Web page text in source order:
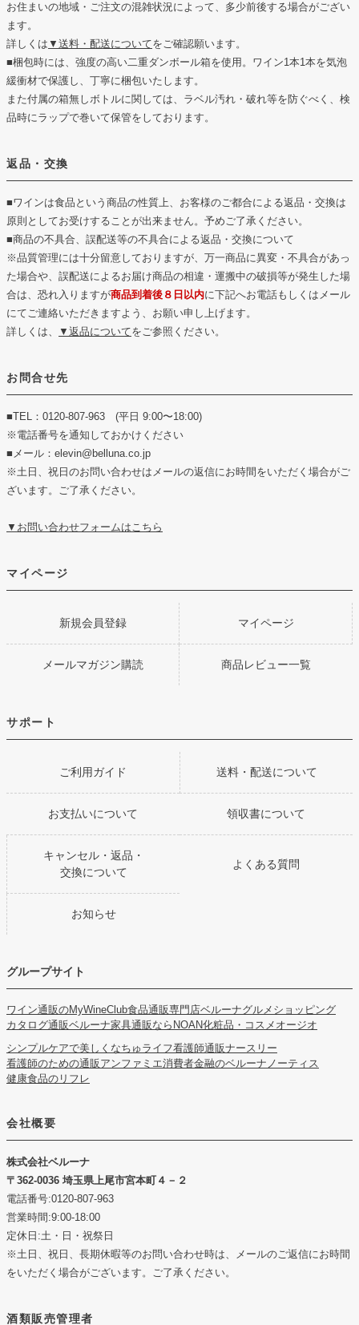
お住まいの地域・ご注文の混雑状況によって、多少前後する場合がござい
ます。
詳しくは ▼送料・配送についてをご確認願います。
■梱包時には、強度の高い二重ダンボール箱を使用。ワイン1本1本を気泡
緩衝材で保護し、丁寧に梱包いたします。
また付属の箱無しボトルに関しては、ラベル汚れ・破れ等を防ぐべく、検
品時にラップで巻いて保管をしております。
返品・交換
■ワインは食品という商品の性質上、お客様のご都合による返品・交換は
原則としてお受けすることが出来ません。予めご了承ください。
■商品の不具合、誤配送等の不具合による返品・交換について
※品質管理には十分留意しておりますが、万一商品に異変・不具合があっ
た場合や、誤配送によるお届け商品の相違・運搬中の破損等が発生した場
合は、恐れ入りますが商品到着後８日以内に下記へお電話もしくはメール
にてご連絡いただきますよう、お願い申し上げます。
詳しくは、
▼返品についてをご参照ください。
お問合せ先
■TEL：0120-807-963 (平日 9:00〜18:00)
※電話番号を通知しておかけください
■メール：elevin@belluna.co.jp
※土日、祝日のお問い合わせはメールの返信にお時間をいただく場合がご
ざいます。ご了承ください。
▼お問い合わせフォームはこちら
マイページ
新規会員登録 マイページ
メールマガジン購読 商品レビュー一覧
サポート
ご利用ガイド 送料・配送について
お支払いについて 領収書について
キャンセル・返品・
交換について
よくある質問
お知らせ
グループサイト
ワイン通販のMyWineClub食品通販専門店ベルーナグルメショッピング
カタログ通販ベルーナ家具通販ならNOAN化粧品・コスメオージオ
シンプルケアで美しくなちゅライフ看護師通販ナースリー
看護師のための通販アンファミエ消費者金融のベルーナノーティス
健康食品のリフレ
会社概要
株式会社ベルーナ
362-0036 埼玉県上尾市宮本町４－２
電話番号:0120-807-963
営業時間:9:00-18:00
定休日:土・日・祝祭日
※土日、祝日、長期休暇等のお問い合わせ時は、メールのご返信にお時間
をいただく場合がございます。ご了承ください。
酒類販売管理者